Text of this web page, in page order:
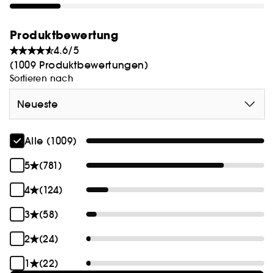
Produktbewertung
4.6/5
(1009 Produktbewertungen)
Sortieren nach
Neueste
Alle (1009)
5
(781)
4
(124)
3
(58)
2
(24)
1
(22)